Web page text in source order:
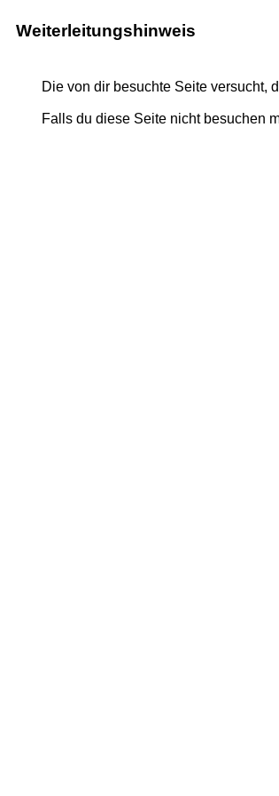
Weiterleitungshinweis
Die von dir besuchte Seite versucht,
Falls du diese Seite nicht besuchen